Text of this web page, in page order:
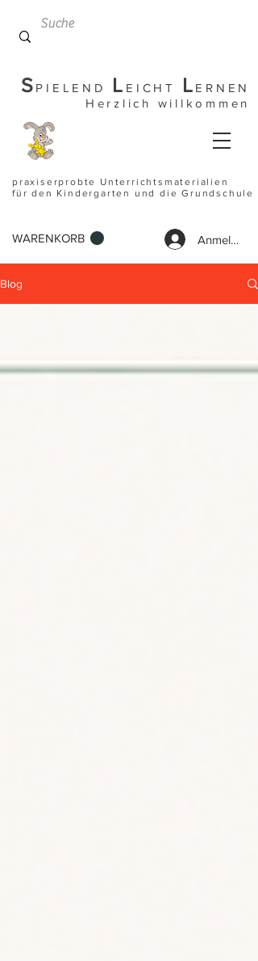
S PIELEND L EICHT L ERNEN
Herzlich willkommen
praxiserprobte Unterrichtsmaterialien
für den Kindergarten und die Grundschule
WARENKORB Anmelden
Blog